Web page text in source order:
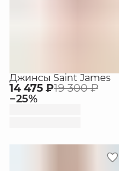
Джинсы Saint James
14 475 ₽19 300 ₽
−25%